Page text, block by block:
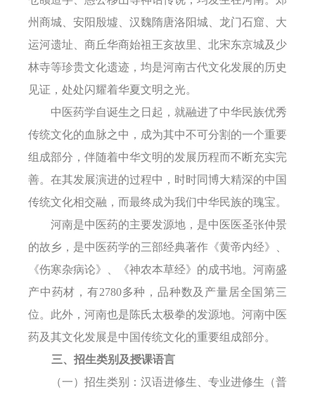
州商城、安阳殷墟、汉魏隋唐洛阳城、龙门石窟、大
运河遗址、商丘华商始祖王亥故里、北宋东京城及少
林寺等珍贵文化遗迹 ， 均是河南古代文化发展的历史
见证，处处闪耀着华夏文明之光。
中医药学自诞生之日起，就融进了中华民族优秀
传统文化的血脉之中，成为其中不可分割的一个重要
组成部分，伴随着中华文明的发展历程而不断充实完
善。在其发展演进的过程中，时时同博大精深的中国
传统文化相交融，而最终成为我们中华民族的瑰宝。
河南是中医药的主要发源地，是中医医圣张仲景
的故乡，是中医药学的三部经典著作《黄帝内经》
《伤寒杂病论》、《神农本草经》的成书地。河南盛
产中药材，有2780多种，品种数及产量居全国第三
位。此外， 河南也是陈氏太极拳的发源地。 河南中医
药及其文化发展是中国传统文化的重要组成部分。
三、招生类别 及授课语言
（一） 招生类别：汉语进修生、专业进修生（普